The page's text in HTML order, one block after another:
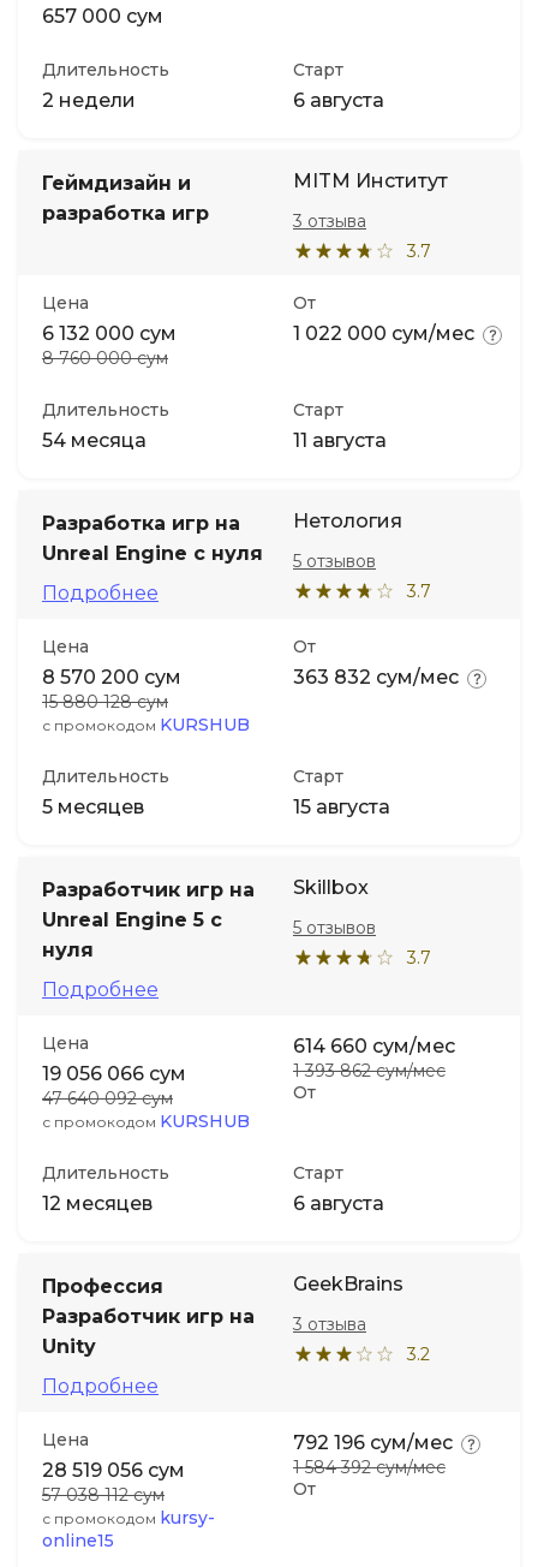
657 000 сум
Длительность
2 недели
Старт
6 августа
Геймдизайн и
разработка игр
MITM Институт
3.7
3 отзыва
Цена
6 132 000 сум
8 760 000 сум
От
1 022 000 сум/мес
Длительность
54 месяца
Старт
11 августа
Разработка игр на
Unreal Engine с нуля
Подробнее
Нетология
3.7
5 отзывов
Цена
8 570 200 сум
15 880 128 сум
с промокодом KURSHUB
От
363 832 сум/мес
Длительность
5 месяцев
Старт
15 августа
Разработчик игр на
Unreal Engine 5 с
нуля
Подробнее
Skillbox
3.7
5 отзывов
Цена
19 056 066 сум
47 640 092 сум
с промокодом KURSHUB
От
614 660 сум/мес
1 393 862 сум/мес
Длительность
12 месяцев
Старт
6 августа
Профессия
Разработчик игр на
Unity
Подробнее
GeekBrains
3.2
3 отзыва
Цена
28 519 056 сум
57 038 112 сум
с промокодом kursy-
online15
От
792 196 сум/мес
1 584 392 сум/мес